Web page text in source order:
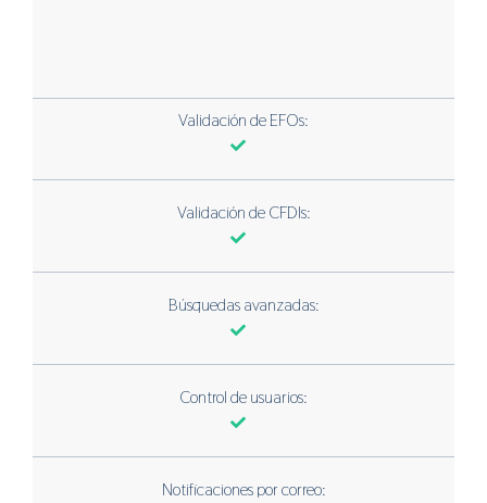
Validación de EFOs:
Validación de CFDIs:
Búsquedas avanzadas:
Control de usuarios:
Notificaciones por correo: